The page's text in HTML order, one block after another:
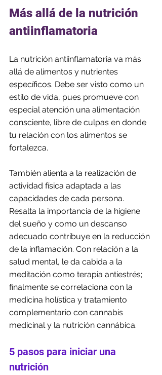
Más allá de la nutrición
antiinflamatoria
La nutrición antiinflamatoria va más
allá de alimentos y nutrientes
específicos. Debe ser visto como un
estilo de vida, pues promueve con
especial atención una alimentación
consciente, libre de culpas en donde
tu relación con los alimentos se
fortalezca.
También alienta a la realización de
actividad física adaptada a las
capacidades de cada persona.
Resalta la importancia de la higiene
del sueño y como un descanso
adecuado contribuye en la reducción
de la inflamación. Con relación a la
salud mental, le da cabida a la
meditación como terapia antiestrés;
finalmente se correlaciona con la
medicina holística y tratamiento
complementario con cannabis
medicinal y la nutrición cannábica.
5 pasos para iniciar una
nutrición